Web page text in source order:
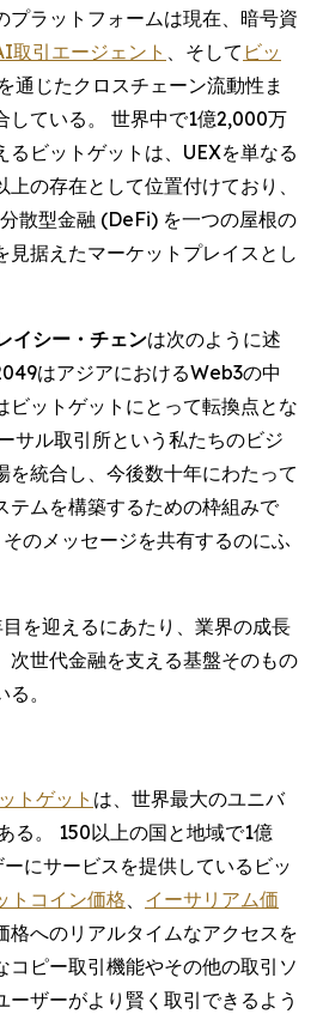
プラットフォームは現在、暗号資
取引エージェント 、そして ビッ
を通じたクロスチェーン流動性ま
している。 世界中で1億2,000万
るビットゲットは、UEXを単なる
の存在として位置付けており、
散型金融 (DeFi) を一つの屋根の
見据えたマーケットプレイスとし
イシー・チェンは次のように述
はアジアにおけるWeb3の中
ビットゲットにとって転換点とな
サル取引所という私たちのビジ
を統合し、今後数十年にわたって
テムを構築するための枠組みで
のメッセージを共有するのにふ
を迎えるにあたり、業界の成長
次世代金融を支える基盤そのもの
。
トゲット は、世界最大のユニバ
る。 150以上の国と地域で1億
にサービスを提供しているビッ
トコイン価格、 イーサリアム価
格へのリアルタイムなアクセスを
コピー取引機能やその他の取引ソ
ーザーがより賢く取引できるよう